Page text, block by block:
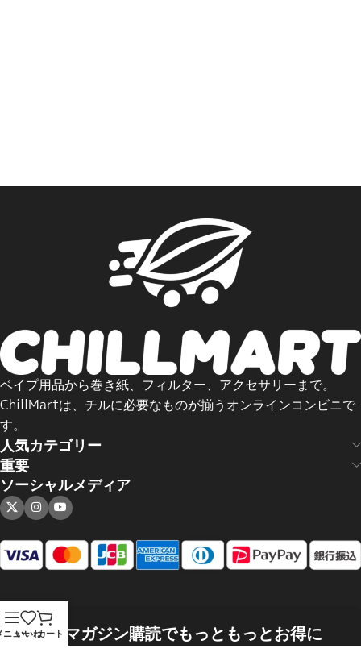
ベイプ用品から巻き紙、フィルター、アクセサリーまで。
ChillMartは、チルに必要なものが揃うオンラインコンビニで
す。
人気カテゴリー
重要
ソーシャルメディア
メールマガジン購読でもっともっとお得に
ニューいいねカート